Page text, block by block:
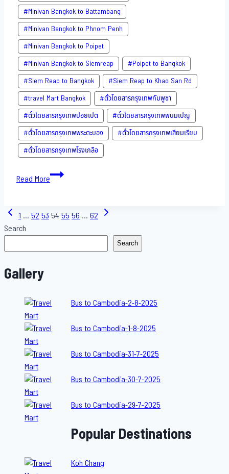
#Minivan​ Bangkok to Battambang
#Minivan Bangkok to Phnom Penh
#Minivan Bangkok to Poipet
#Minivan Bangkok to Siemreap
#Poipet to Bangkok
#Siem Reap to Bangkok
#Siem Reap to Khao San​ Rd
#travel Mart Bangkok
#ตั๋วโดยสารกรุงเทพกัมพูชา
#ตั๋วโดยสารกรุงเทพปอยเปต
#ตั๋วโดยสารกรุงเทพพนมเปญ
#ตั๋วโดยสารกรุงเทพพระตะบอง
#ตั๋วโดยสารกรุงเทพเสียมเรียบ
#ตั๋วโดยสารกรุงเทพโรงเกลือ
Read MoreBus
to
25-
2022
Page
navigation
Previous
Page
1 … 525354 5556 … 62 Next
Search
Search
Gallery
Bus to Cambodia-2-8-2025
Bus to Cambodia-1-8-2025
Bus to Cambodia-31-7-2025
Bus to Cambodia-30-7-2025
Bus to Cambodia-29-7-2025
Popular Destinations
Koh Chang